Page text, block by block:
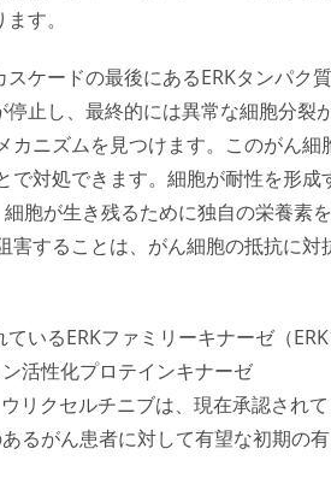
す。
ケードの最後にあるERKタンパク質
止し、最終的には異常な細胞分裂
カニズムを見つけます。このがん細
で対処できます。細胞が耐性を形成
胞が生き残るために独自の栄養素を
害することは、がん細胞の抵抗に対
いるERKファミリーキナーゼ（
活性化プロテインキナーゼ
リクセルチニブは、現在承認されて
るがん患者に対して有望な初期の有